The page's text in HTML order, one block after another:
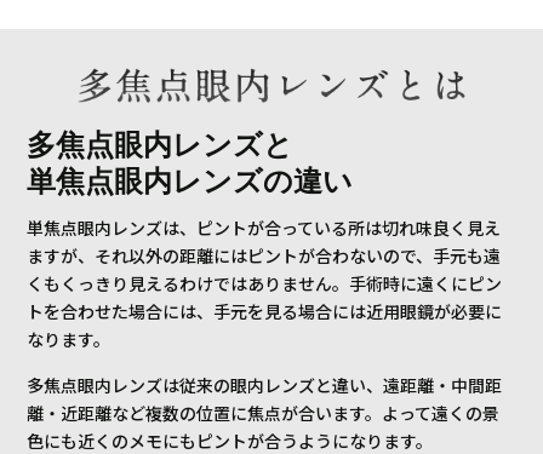
多焦点眼内レンズと
単焦点眼内レンズの違い
単焦点眼内レンズは、ピントが合っている所は切れ味良く見え
ますが、それ以外の距離にはピントが合わないので、手元も遠
くもくっきり見えるわけではありません。手術時に遠くにピン
トを合わせた場合には、手元を見る場合には近用眼鏡が必要に
なります。
多焦点眼内レンズは従来の眼内レンズと違い、遠距離・中間距
離・近距離など複数の位置に焦点が合います。よって遠くの景
色にも近くのメモにもピントが合うようになります。